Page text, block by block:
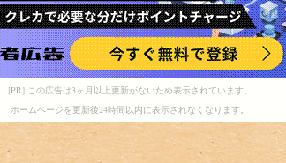
[PR] この広告は3ヶ月以上更新がないため表示されています。
ホームページを更新後24時間以内に表示されなくなります。